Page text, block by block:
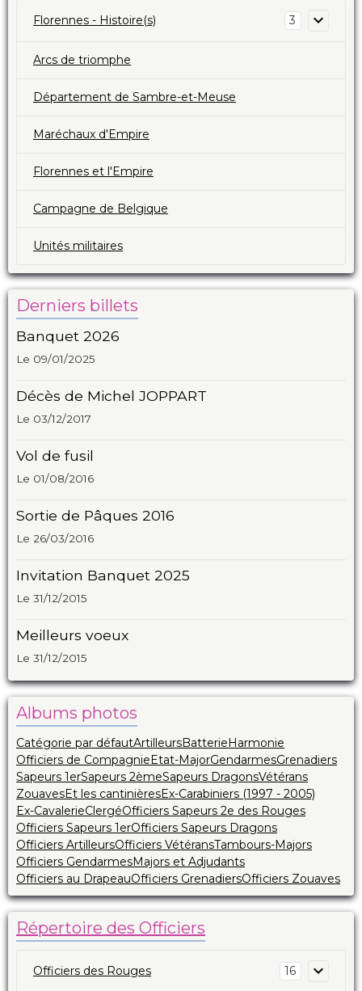
Florennes - Histoire(s) 3
Arcs de triomphe
Département de Sambre-et-Meuse
Maréchaux d'Empire
Florennes et l'Empire
Campagne de Belgique
Unités militaires
Derniers billets
Banquet 2026
Le 09/01/2025
Décès de Michel JOPPART
Le 03/12/2017
Vol de fusil
Le 01/08/2016
Sortie de Pâques 2016
Le 26/03/2016
Invitation Banquet 2025
Le 31/12/2015
Meilleurs voeux
Le 31/12/2015
Albums photos
Catégorie par défautArtilleursBatterieHarmonie
Officiers de CompagnieEtat-MajorGendarmesGrenadiers
Sapeurs 1erSapeurs 2èmeSapeurs DragonsVétérans
ZouavesEt les cantinièresEx-Carabiniers (1997 - 2005)
Ex-CavalerieClergéOfficiers Sapeurs 2e des Rouges
Officiers Sapeurs 1erOfficiers Sapeurs Dragons
Officiers ArtilleursOfficiers VétéransTambours-Majors
Officiers GendarmesMajors et Adjudants
Officiers au DrapeauOfficiers GrenadiersOfficiers Zouaves
Répertoire des Officiers
Officiers des Rouges 16